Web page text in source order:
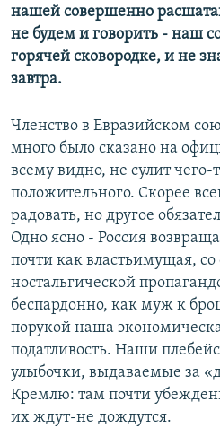
нашей совершенно
не будем и говорить - наш
горячей сковородке, и не
завтра.
Членство в Евразийском
много было сказано на
всему видно, не сулит
положительного. Скорее
радовать, но другое
Одно ясно - Россия
почти как властьимущая, со
ностальгической
беспардонно, как муж к
порукой наша
податливость. Наши
улыбочки, выдаваемые за
Кремлю: там почти
их ждут-не дождутся.